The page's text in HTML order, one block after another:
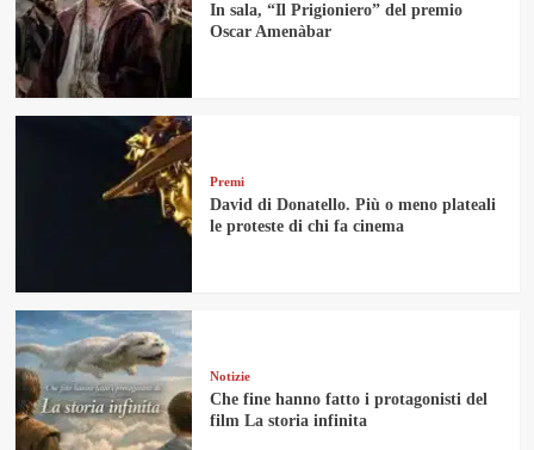
In sala, “Il Prigioniero” del premio
Oscar Amenàbar
Premi
David di Donatello. Più o meno plateali
le proteste di chi fa cinema
Notizie
Che fine hanno fatto i protagonisti del
film La storia infinita